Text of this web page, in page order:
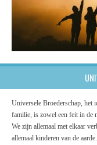
Universele Broederschap, het
familie, is zowel een feit in de
We zijn allemaal met elkaar
allemaal kinderen van de